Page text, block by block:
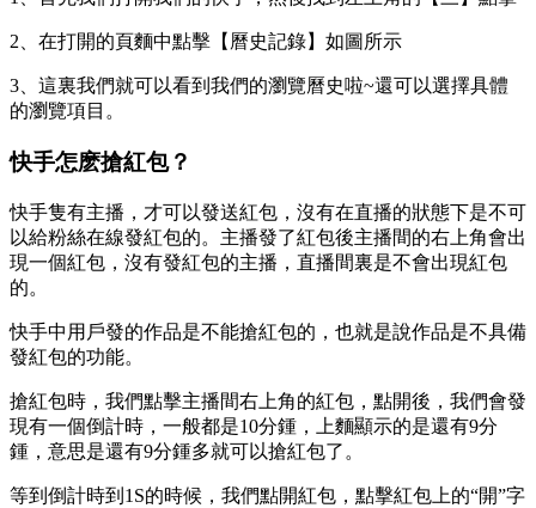
2、在打開的頁麵中點擊【曆史記錄】如圖所示
3、這裏我們就可以看到我們的瀏覽曆史啦~還可以選擇具體
的瀏覽項目。
快手怎麽搶紅包？
快手隻有主播，才可以發送紅包，沒有在直播的狀態下是不可
以給粉絲在線發紅包的。主播發了紅包後主播間的右上角會出
現一個紅包，沒有發紅包的主播，直播間裏是不會出現紅包
的。
快手中用戶發的作品是不能搶紅包的，也就是說作品是不具備
發紅包的功能。
搶紅包時，我們點擊主播間右上角的紅包，點開後，我們會發
現有一個倒計時，一般都是10分鍾，上麵顯示的是還有9分
鍾，意思是還有9分鍾多就可以搶紅包了。
等到倒計時到1S的時候，我們點開紅包，點擊紅包上的“開”字